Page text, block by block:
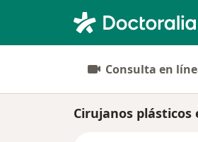
Consulta en
Cirujanos plásticos